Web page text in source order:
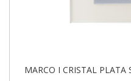
MARCO I CRISTAL